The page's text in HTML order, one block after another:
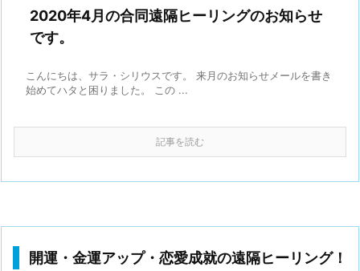
2020年4月の合同遠隔ヒーリングのお知らせ
です。
こんにちは、サラ・シリウスです。 来月のお知らせメールを書き
始めてハタと困りました。 この ...
記事を読む
開運・金運アップ・恋愛成就の遠隔ヒーリング！